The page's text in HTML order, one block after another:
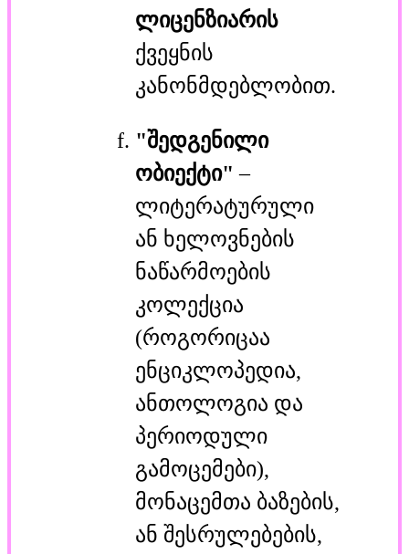
ლიცენზიარის
ქვეყნის
კანონმდებლობით.
"შედგენილი
ობიექტი"–
ლიტერატურული
ან ხელოვნების
ნაწარმოების
კოლექცია
(როგორიცაა
ენციკლოპედია,
ანთოლოგია და
პერიოდული
გამოცემები),
მონაცემთა ბაზების,
ან შესრულებების,